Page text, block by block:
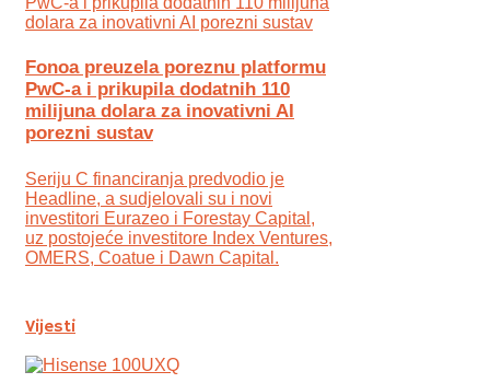
Fonoa preuzela poreznu platformu
PwC-a i prikupila dodatnih 110
milijuna dolara za inovativni AI
porezni sustav
Seriju C financiranja predvodio je
Headline, a sudjelovali su i novi
investitori Eurazeo i Forestay Capital,
uz postojeće investitore Index Ventures,
OMERS, Coatue i Dawn Capital.
Vijesti